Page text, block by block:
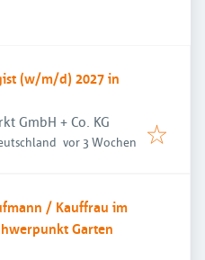
(w/m/d) 2027 in
GmbH + Co. KG
Veröffentlicht
vor 3 Wochen
/ Kauffrau im
Garten